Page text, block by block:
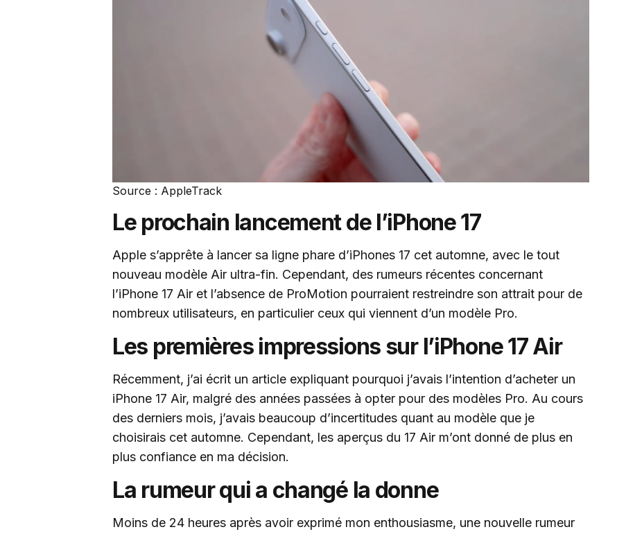
Source : AppleTrack
Le prochain lancement de l’iPhone 17
Apple s’apprête à lancer sa ligne phare d’iPhones 17 cet automne, avec le tout
nouveau modèle Air ultra-fin. Cependant, des rumeurs récentes concernant
l’iPhone 17 Air et l’absence de ProMotion pourraient restreindre son attrait pour de
nombreux utilisateurs, en particulier ceux qui viennent d’un modèle Pro.
Les premières impressions sur l’iPhone 17 Air
Récemment, j’ai écrit un article expliquant pourquoi j’avais l’intention d’acheter un
iPhone 17 Air, malgré des années passées à opter pour des modèles Pro. Au cours
des derniers mois, j’avais beaucoup d’incertitudes quant au modèle que je
choisirais cet automne. Cependant, les aperçus du 17 Air m’ont donné de plus en
plus confiance en ma décision.
La rumeur qui a changé la donne
Moins de 24 heures après avoir exprimé mon enthousiasme, une nouvelle rumeur